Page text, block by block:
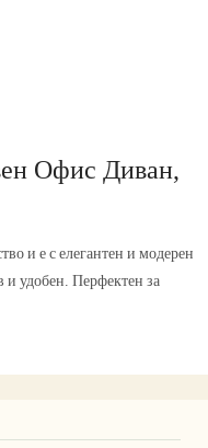
Офис Диван,
и е с елегантен и модерен
удобен. Перфектен за